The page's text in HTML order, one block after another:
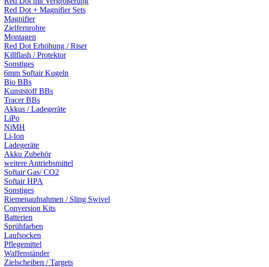
Red Dot + Magnifier Sets
Magnifier
Zielfernrohre
Montagen
Red Dot Erhöhung / Riser
Killflash / Protektor
Sonstiges
6mm Softair Kugeln
Bio BBs
Kunststoff BBs
Tracer BBs
Akkus / Ladegeräte
LiPo
NiMH
Li-Ion
Ladegeräte
Akku Zubehör
weitere Antriebsmittel
Softair Gas/ CO2
Softair HPA
Sonstiges
Riemenaufnahmen / Sling Swivel
Conversion Kits
Batterien
Sprühfarben
Laufsocken
Pflegemittel
Waffenständer
Zielscheiben / Targets